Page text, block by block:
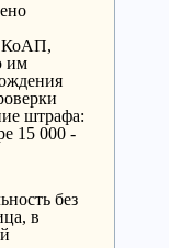
КоАП,
им
штрафа:
15 000 -
без
в